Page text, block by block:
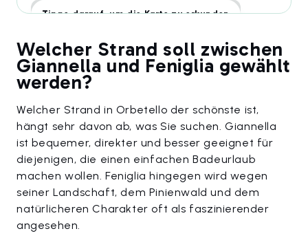
Tippe darauf, um die Karte zu erkunden
Welcher Strand soll zwischen
Giannella und Feniglia gewählt
werden?
Welcher Strand in Orbetello der schönste ist,
hängt sehr davon ab, was Sie suchen. Giannella
ist bequemer, direkter und besser geeignet für
diejenigen, die einen einfachen Badeurlaub
machen wollen. Feniglia hingegen wird wegen
seiner Landschaft, dem Pinienwald und dem
natürlicheren Charakter oft als faszinierender
angesehen.